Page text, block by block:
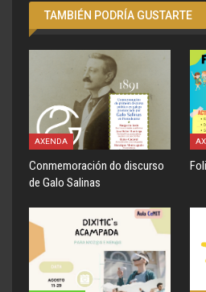
TAMBIÉN PODRÍA GUSTARTE
AXENDA
Conmemoración do discurso
de Galo Salinas